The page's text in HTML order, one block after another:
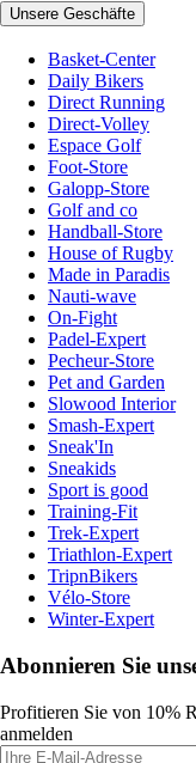
Unsere Geschäfte
Basket-Center
Daily Bikers
Direct Running
Direct-Volley
Espace Golf
Foot-Store
Galopp-Store
Golf and co
Handball-Store
House of Rugby
Made in Paradis
Nauti-wave
On-Fight
Padel-Expert
Pecheur-Store
Pet and Garden
Slowood Interior
Smash-Expert
Sneak'In
Sneakids
Sport is good
Training-Fit
Trek-Expert
Triathlon-Expert
TripnBikers
Vélo-Store
Winter-Expert
Abonnieren Sie
Profitieren Sie von 10%
anmelden